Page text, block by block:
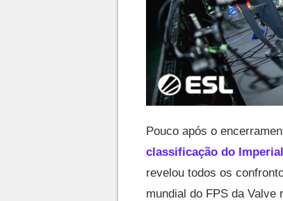
Pouco após o
classificação do
revelou todos os
mundial do FPS da Valve